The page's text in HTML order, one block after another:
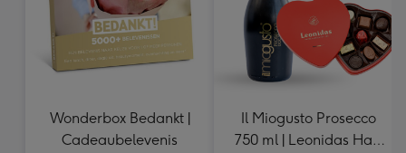
Wonderbox Bedankt |
Cadeaubelevenis
Il Miogusto Prosecco
750 ml | Leonidas Hart